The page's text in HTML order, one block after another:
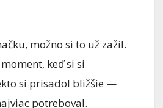
možno si to už zažil.
keď si si
si prisadol bližšie —
potreboval.